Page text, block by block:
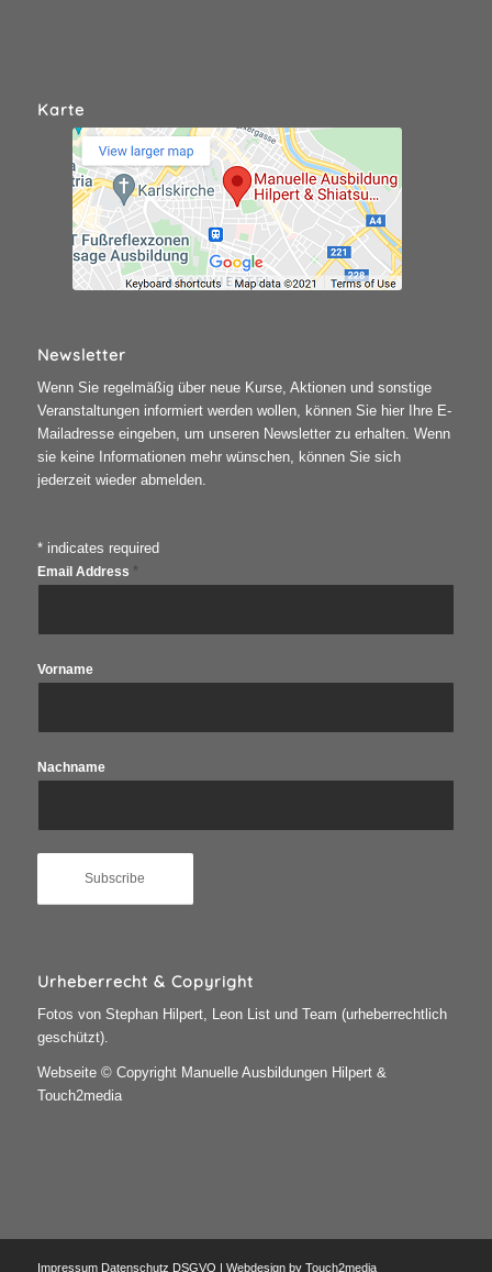
Karte
Newsletter
Wenn Sie regelmäßig über neue Kurse, Aktionen und sonstige
Veranstaltungen informiert werden wollen, können Sie hier Ihre E-
Mailadresse eingeben, um unseren Newsletter zu erhalten. Wenn
sie keine Informationen mehr wünschen, können Sie sich
jederzeit wieder abmelden.
*indicates required
Email Address *
Vorname
Nachname
Urheberrecht & Copyright
Fotos von Stephan Hilpert, Leon List und Team (urheberrechtlich
geschützt).
Webseite © Copyright Manuelle Ausbildungen Hilpert &
Touch2media
Impressum Datenschutz DSGVO | Webdesign by Touch2media